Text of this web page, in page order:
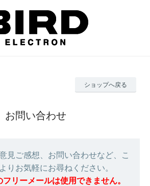
ショップへ戻る
お問い合わせ
見ご感想、お問い合わせなど、こ
りお気軽にお尋ねください。
リーメールは使用できません。